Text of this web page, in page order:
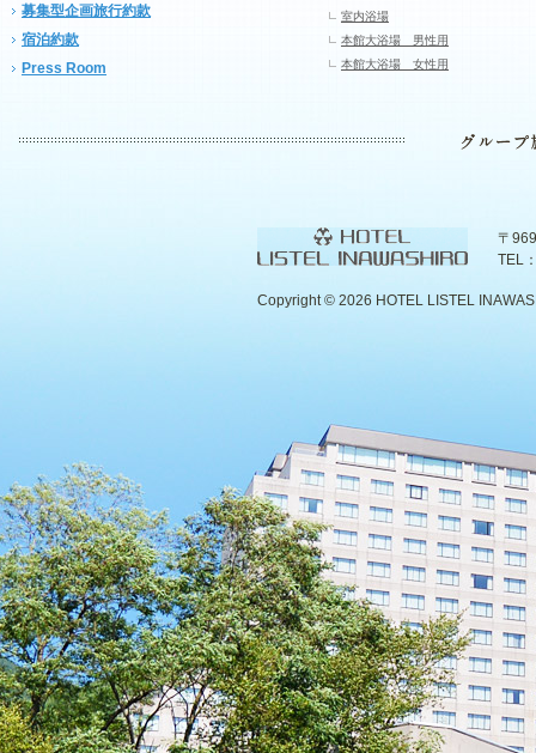
募集型企画旅行約款
宿泊約款
Press Room
室内浴場
本館大浴場 男性用
本館大浴場 女性用
〒
TEL
Copyright © 2026 HOTEL LISTEL